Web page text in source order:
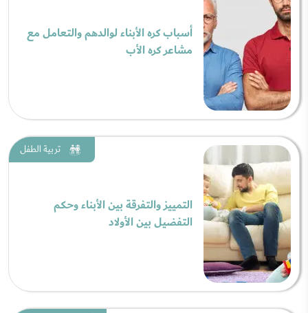
أسباب كره الأبناء لوالدهم والتعامل مع
مشاعر كره الأب
تربية الطفل
التمييز والتفرقة بين الأبناء وحكم
التفضيل بين الأولاد